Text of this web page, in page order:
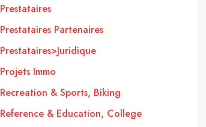
Prestataires
Prestataires Partenaires
Prestataires>Juridique
Projets Immo
Recreation & Sports, Biking
Reference & Education, College